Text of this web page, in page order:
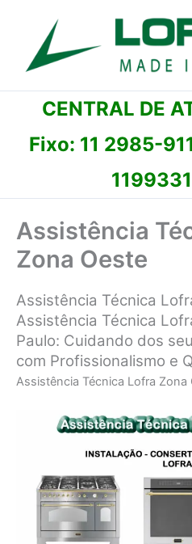
conteúdo
CENTRAL DE
Fixo: 11 2985-
Assistência
Zona Oeste
Assistência Técnica
Assistência Técnica
Paulo: Cuidando dos
com Profissionalismo e
Assistência Técnica Lofra Zona